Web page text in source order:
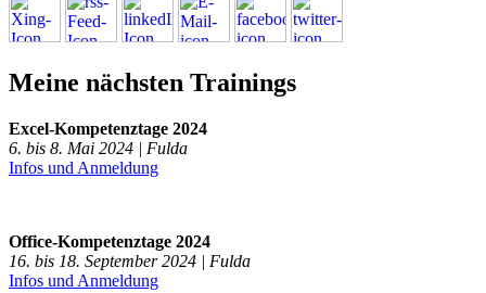
Meine nächsten Trainings
Excel-Kompetenztage 2024
6. bis 8. Mai 2024 | Fulda
Infos und Anmeldung
Office-Kompetenztage 2024
16. bis 18. September 2024 | Fulda
Infos und Anmeldung